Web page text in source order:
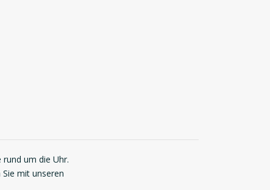
um die Uhr.
mit unseren